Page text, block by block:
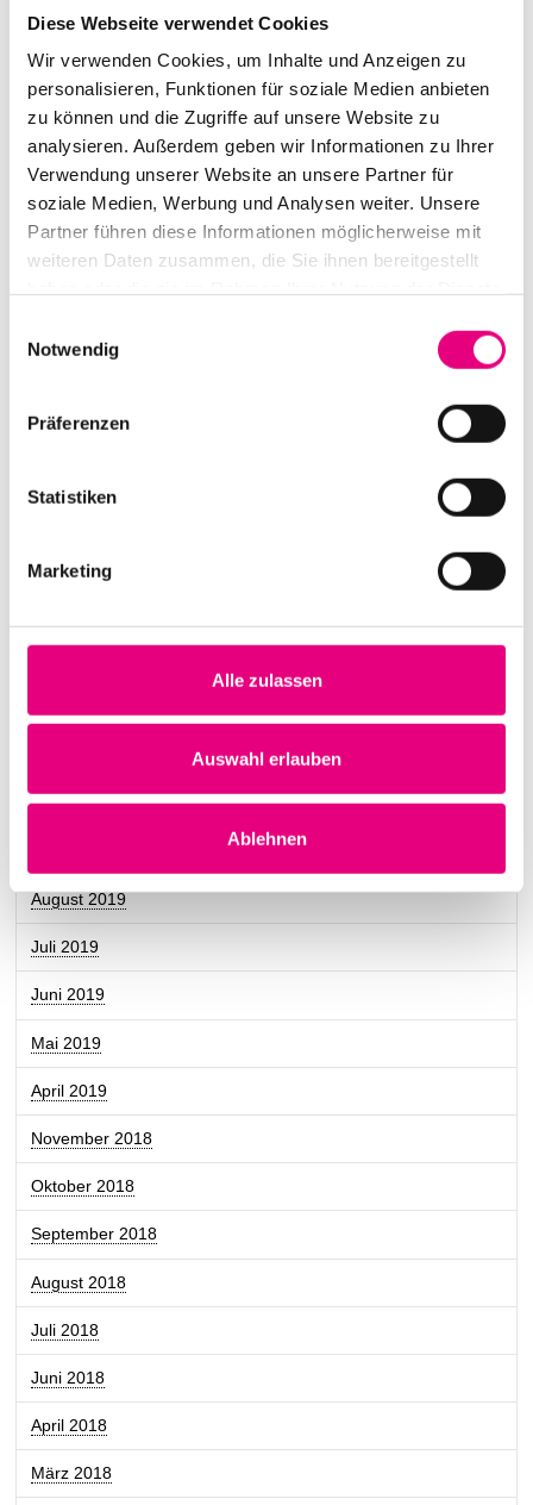
Diese Webseite verwendet Cookies
Wir verwenden Cookies, um Inhalte und Anzeigen zu
personalisieren, Funktionen für soziale Medien anbieten
zu können und die Zugriffe auf unsere Website zu
analysieren. Außerdem geben wir Informationen zu Ihrer
Verwendung unserer Website an unsere Partner für
soziale Medien, Werbung und Analysen weiter. Unsere
Partner führen diese Informationen möglicherweise mit
weiteren Daten zusammen, die Sie ihnen bereitgestellt
Notwendig
Präferenzen
Statistiken
Marketing
Alle zulassen
Auswahl erlauben
Ablehnen
April 2021
Februar 2021
Dezember 2020
August 2020
Mai 2020
Oktober 2019
August 2019
Juli 2019
Juni 2019
Mai 2019
April 2019
November 2018
Oktober 2018
September 2018
August 2018
Juli 2018
Juni 2018
April 2018
März 2018